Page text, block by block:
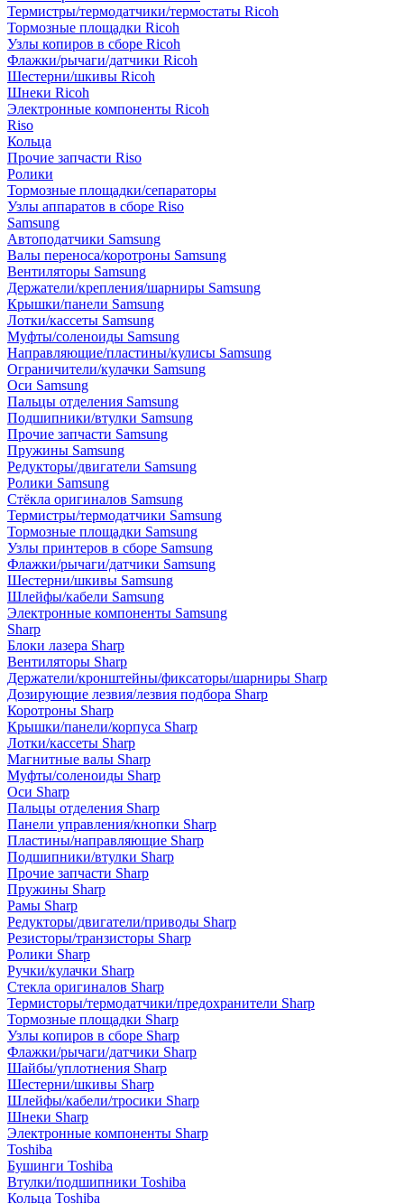
Термистры/термодатчики/термостаты Ricoh
Тормозные площадки Ricoh
Узлы копиров в сборе Ricoh
Флажки/рычаги/датчики Ricoh
Шестерни/шкивы Ricoh
Шнеки Ricoh
Электронные компоненты Ricoh
Riso
Кольца
Прочие запчасти Riso
Ролики
Тормозные площадки/сепараторы
Узлы аппаратов в сборе Riso
Samsung
Автоподатчики Samsung
Валы переноса/коротроны Samsung
Вентиляторы Samsung
Держатели/крепления/шарниры Samsung
Крышки/панели Samsung
Лотки/кассеты Samsung
Муфты/соленоиды Samsung
Направляющие/пластины/кулисы Samsung
Ограничители/кулачки Samsung
Оси Samsung
Пальцы отделения Samsung
Подшипники/втулки Samsung
Прочие запчасти Samsung
Пружины Samsung
Редукторы/двигатели Samsung
Ролики Samsung
Стёкла оригиналов Samsung
Термистры/термодатчики Samsung
Тормозные площадки Samsung
Узлы принтеров в сборе Samsung
Флажки/рычаги/датчики Samsung
Шестерни/шкивы Samsung
Шлейфы/кабели Samsung
Электронные компоненты Samsung
Sharp
Блоки лазера Sharp
Вентиляторы Sharp
Держатели/кронштейны/фиксаторы/шарниры Sharp
Дозирующие лезвия/лезвия подбора Sharp
Коротроны Sharp
Крышки/панели/корпуса Sharp
Лотки/кассеты Sharp
Магнитные валы Sharp
Муфты/соленоиды Sharp
Оси Sharp
Пальцы отделения Sharp
Панели управления/кнопки Sharp
Пластины/направляющие Sharp
Подшипники/втулки Sharp
Прочие запчасти Sharp
Пружины Sharp
Рамы Sharp
Редукторы/двигатели/приводы Sharp
Резисторы/транзисторы Sharp
Ролики Sharp
Ручки/кулачки Sharp
Стекла оригиналов Sharp
Термисторы/термодатчики/предохранители Sharp
Тормозные площадки Sharp
Узлы копиров в сборе Sharp
Флажки/рычаги/датчики Sharp
Шайбы/уплотнения Sharp
Шестерни/шкивы Sharp
Шлейфы/кабели/тросики Sharp
Шнеки Sharp
Электронные компоненты Sharp
Toshiba
Бушинги Toshiba
Втулки/подшипники Toshiba
Кольца Toshiba